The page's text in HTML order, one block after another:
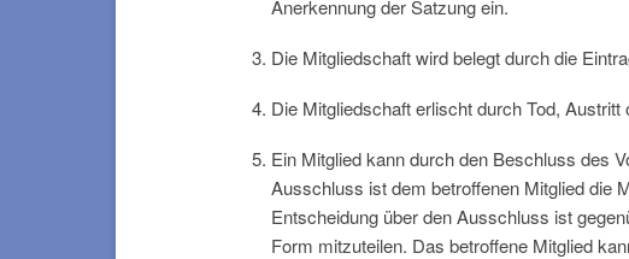
Anerkennung der Satzung ein.
Die Mitgliedschaft wird belegt durch die
Die Mitgliedschaft erlischt durch Tod,
Ein Mitglied kann durch den Beschluss des
Ausschluss ist dem betroffenen Mitglied die
Entscheidung über den Ausschluss ist
Form mitzuteilen. Das betroffene Mitglied